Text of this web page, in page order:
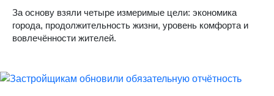
За основу взяли четыре измеримые цели: экономика
города, продолжительность жизни, уровень комфорта и
вовлечённости жителей.